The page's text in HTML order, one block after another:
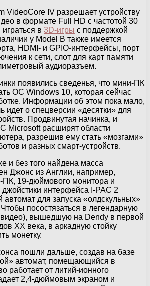
VideoCore IV разрешает устройству
в формате Full HD с частотой 30
играться в 3D-игры с поддержкой
у Model B также имеется
HDMI- и GPIO-интерфейсы, порт
к сети, слот для карт памяти
аудиоразъем.
появились сведенья, что мини-ПК
ОС Windows 10, которая сейчас
Информации об этом пока мало,
идет о спецверсии «десятки» для
Продвинутая начинка, и
Microsoft расширят области
разрешив ему стать «мозгами»
и разных смарт-устройств.
и без того найдена масса
Джонс из Англии, например,
ПК, 19-дюймового монитора и
интерфейса I-PAC 2
автомат для запуска «олдскульных»
посостязаться в легендарную
вышедшую на Dendy в первой
XX века, в аркадную стойку
монетку.
пошли дальше, создав на базе
автомат, помещающийся в
работает от литий-ионного
2,4-дюймовым экраном и